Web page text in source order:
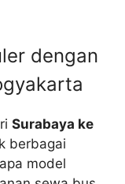
dengan
Surabaya ke
berbagai
model